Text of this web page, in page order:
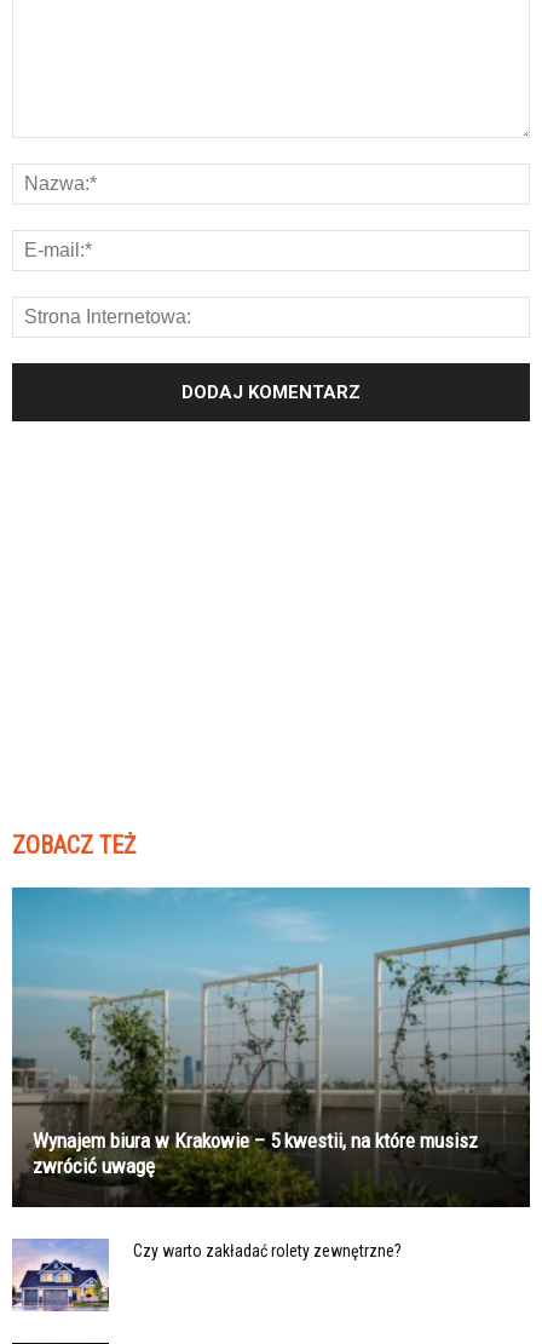
ZOBACZ TEŻ
Wynajem biura w Krakowie – 5 kwestii, na które musisz
zwrócić uwagę
Czy warto zakładać rolety zewnętrzne?